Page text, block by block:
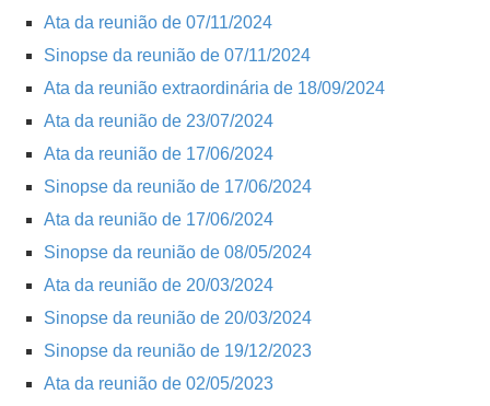
Ata da reunião de 07/11/2024
Sinopse da reunião de 07/11/2024
Ata da reunião extraordinária de 18/09/2024
Ata da reunião de 23/07/2024
Ata da reunião de 17/06/2024
Sinopse da reunião de 17/06/2024
Ata da reunião de 17/06/2024
Sinopse da reunião de 08/05/2024
Ata da reunião de 20/03/2024
Sinopse da reunião de 20/03/2024
Sinopse da reunião de 19/12/2023
Ata da reunião de 02/05/2023